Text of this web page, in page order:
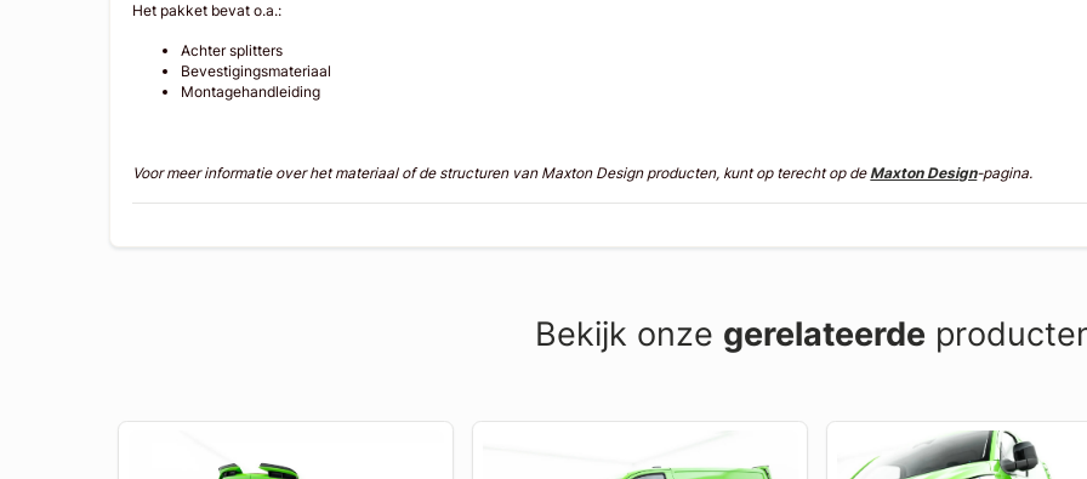
Het pakket bevat o.a.:
Achter splitters
Bevestigingsmateriaal
Montagehandleiding
Voor meer informatie over het materiaal of de structuren van Maxton Design producten, kunt op terecht op deMaxton Design-pagina.
Bekijk onze gerelateerde